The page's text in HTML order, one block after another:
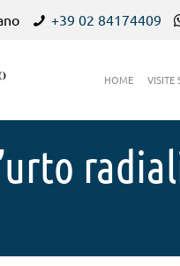
+39 02 84174409
HOME VISITE